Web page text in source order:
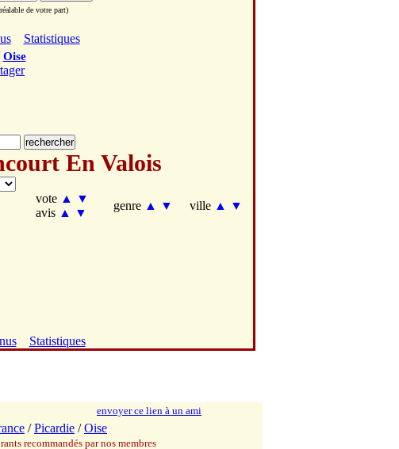
de votre part)
Statistiques
Oise
En Valois
vote ▲
▼
avis ▲ ▼
genre ▲ ▼ ville ▲ ▼
Statistiques
envoyer ce lien à un ami
/Picardie /Oise
recommandés par nos membres